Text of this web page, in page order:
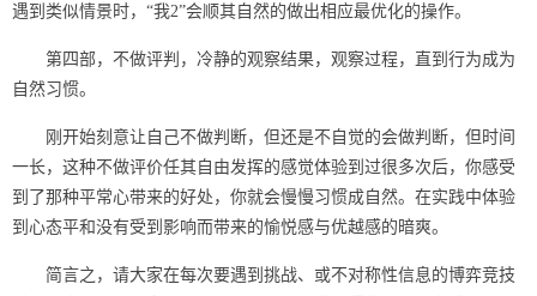
遇到类似情景时，“我2”会顺其自然的做出相应最优化的操作。
第四部，不做评判，冷静的观察结果，观察过程，直到行为成为
自然习惯。
刚开始刻意让自己不做判断，但还是不自觉的会做判断，但时间
一长，这种不做评价任其自由发挥的感觉体验到过很多次后，你感受
到了那种平常心带来的好处，你就会慢慢习惯成自然。在实践中体验
到心态平和没有受到影响而带来的愉悦感与优越感的暗爽。
简言之，请大家在每次要遇到挑战、或不对称性信息的博弈竞技